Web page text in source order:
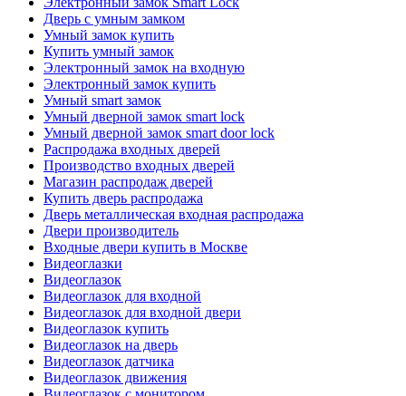
Дверь с умным замком
Умный замок купить
Купить умный замок
Электронный замок на входную
Электронный замок купить
Умный smart замок
Умный дверной замок smart lock
Умный дверной замок smart door lock
Распродажа входных дверей
Производство входных дверей
Магазин распродаж дверей
Купить дверь распродажа
Дверь металлическая входная распродажа
Двери производитель
Входные двери купить в Москве
Видеоглазки
Видеоглазок
Видеоглазок для входной
Видеоглазок для входной двери
Видеоглазок купить
Видеоглазок на дверь
Видеоглазок датчика
Видеоглазок движения